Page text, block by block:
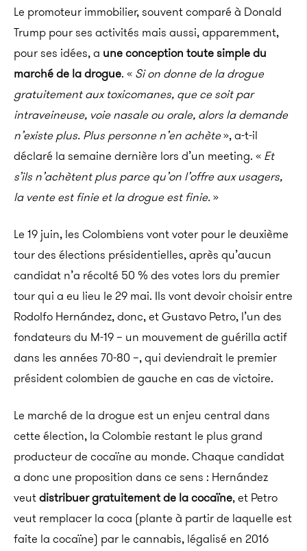
Le promoteur immobilier, souvent comparé à Donald
Trump pour ses activités mais aussi, apparemment,
pour ses idées, a une conception toute simple du
marché de la drogue. « Si on donne de la drogue
gratuitement aux toxicomanes, que ce soit par
intraveineuse, voie nasale ou orale, alors la demande
n’existe plus. Plus personne n’en achète», a-t-il
déclaré la semaine dernière lors d’un meeting. « Et
s’ils n’achètent plus parce qu’on l’offre aux usagers,
la vente est finie et la drogue est finie.»
Le 19 juin, les Colombiens vont voter pour le deuxième
tour des élections présidentielles, après qu’aucun
candidat n’a récolté 50 % des votes lors du premier
tour qui a eu lieu le 29 mai. Ils vont devoir choisir entre
Rodolfo Hernández, donc, et Gustavo Petro, l’un des
fondateurs du M-19 – un mouvement de guérilla actif
dans les années 70-80 –, qui deviendrait le premier
président colombien de gauche en cas de victoire.
Le marché de la drogue est un enjeu central dans
cette élection, la Colombie restant le plus grand
producteur de cocaïne au monde. Chaque candidat
a donc une proposition dans ce sens : Hernández
veutdistribuer gratuitement de la cocaïne, et Petro
veut remplacer la coca (plante à partir de laquelle est
faite la cocaïne) par le cannabis, légalisé en 2016